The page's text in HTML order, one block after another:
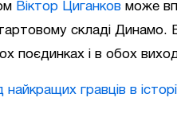
Віктор Циганков може
складі Динамо.
поєдинках і в обох
найкращих гравців в